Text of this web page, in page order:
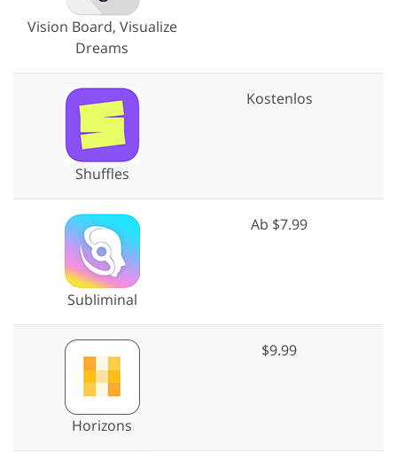
Vision Board, Visualize
Dreams
Shuffles
Kostenlos
Subliminal
Ab $7.99
Horizons
$9.99